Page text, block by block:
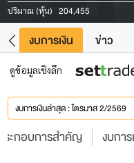
ปริมาณ (หุ้น) 204,455
งบการเงิน ข่าว
ดูข้อมูลเชิงลึก
งบการเงินล่าสุด : ไตรมาส 2/2569
ะกอบการสำคัญ งบกา